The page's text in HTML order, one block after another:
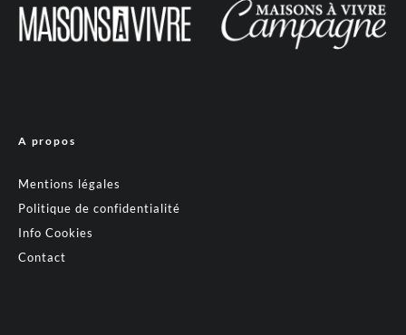
A propos
Mentions légales
Politique de confidentialité
Info Cookies
Contact